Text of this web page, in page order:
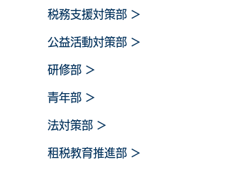
税務支援対策部 ＞
公益活動対策部 ＞
研修部 ＞
青年部 ＞
法対策部 ＞
租税教育推進部 ＞